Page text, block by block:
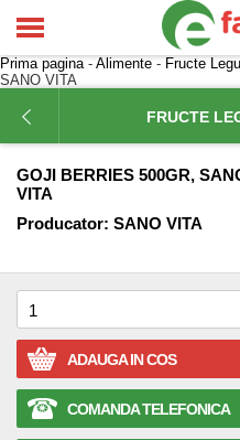
Prima pagina- Alimente - Fructe
SANO VITA
FRUCTE
GOJI BERRIES 500GR,
VITA
Producator: SANO VITA
ADAUGA IN COS
COMANDA TELEFONICA